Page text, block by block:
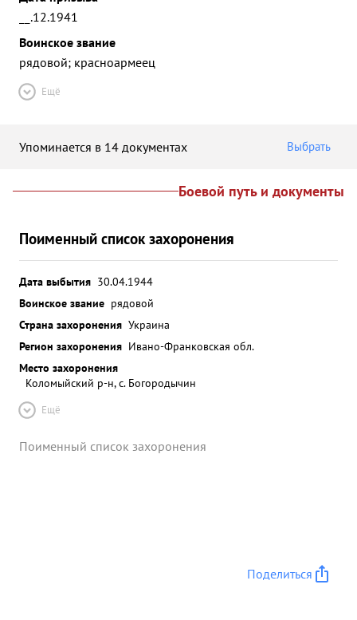
__.12.1941
Воинское звание
рядовой; красноармеец
Ещё
Упоминается в 14 документах Выбрать
Боевой путь и документы
Поименный список захоронения
Дата выбытия 30.04.1944
Воинское звание рядовой
Страна захоронения Украина
Регион захоронения Ивано-Франковская обл.
Место захоронения
Коломыйский р-н, с. Богородычин
Ещё
Поименный список захоронения
Поделиться